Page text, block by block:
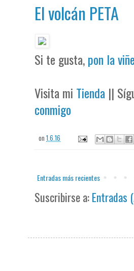
El volcán PETA
Si te gusta,pon la
Visita mi Tienda ||
conmigo
on1.6.16
Entradas más recientes
Suscribirse a:Entradas